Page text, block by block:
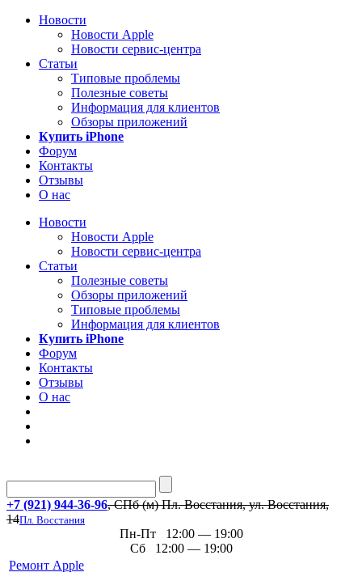
Новости
Новости Apple
Новости сервис-центра
Статьи
Типовые проблемы
Полезные советы
Информация для клиентов
Обзоры приложений
Купить iPhone
Форум
Контакты
Отзывы
О нас
Новости
Новости Apple
Новости сервис-центра
Статьи
Полезные советы
Обзоры приложений
Типовые проблемы
Информация для клиентов
Купить iPhone
Форум
Контакты
Отзывы
О нас
+7 (921) 944-36-96, СПб (м) Пл. Восстания, ул. Восстания,
14Пл. Восстания
Пн-Пт 12:00 — 19:00
Сб 12:00 — 19:00
Ремонт Apple